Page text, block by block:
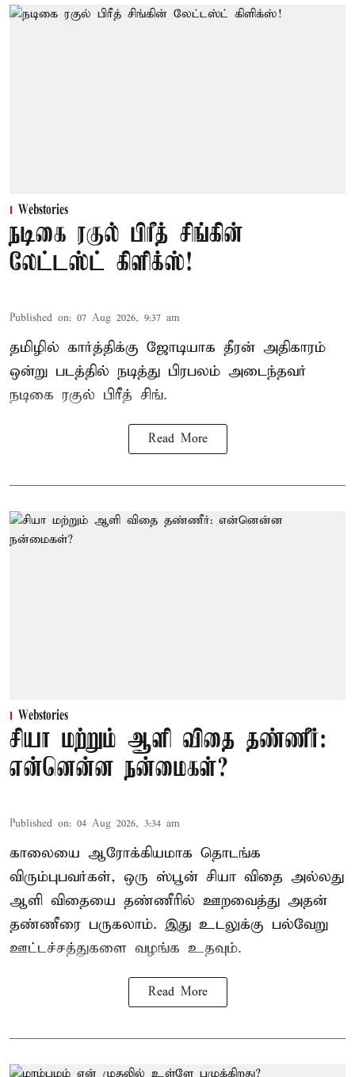
Webstories
நடிகை ரகுல் பிரீத் சிங்கின்
லேட்டஸ்ட் கிளிக்ஸ்!
Published on: 07 Aug 2026, 9:37 am
தமிழில் கார்த்திக்கு ஜோடியாக தீரன் அதிகாரம்
ஒன்று படத்தில் நடித்து பிரபலம் அடைந்தவர்
நடிகை ரகுல் பிரீத் சிங்.
Read More
Webstories
சியா மற்றும் ஆளி விதை தண்ணீர்:
என்னென்ன நன்மைகள்?
Published on: 04 Aug 2026, 3:34 am
காலையை ஆரோக்கியமாக தொடங்க
விரும்புபவர்கள், ஒரு ஸ்பூன் சியா விதை அல்லது
ஆளி விதையை தண்ணீரில் ஊறவைத்து அதன்
தண்ணீரை பருகலாம். இது உடலுக்கு பல்வேறு
ஊட்டச்சத்துகளை வழங்க உதவும்.
Read More